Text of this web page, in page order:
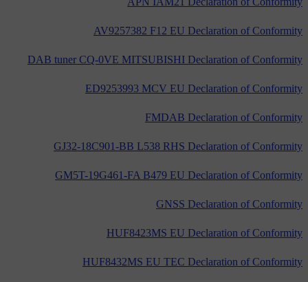
AV9257382 F12 EU Declaration of Conformity
DAB tuner CQ-0VE MITSUBISHI Declaration of Conformity
ED9253993 MCV EU Declaration of Conformity
FMDAB Declaration of Conformity
GJ32-18C901-BB L538 RHS Declaration of Conformity
GM5T-19G461-FA B479 EU Declaration of Conformity
GNSS Declaration of Conformity
HUF8423MS EU Declaration of Conformity
HUF8432MS EU TEC Declaration of Conformity